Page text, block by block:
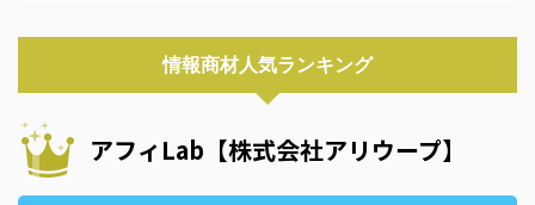
情報商材人気ランキング
アフィLab【株式会社アリウープ】